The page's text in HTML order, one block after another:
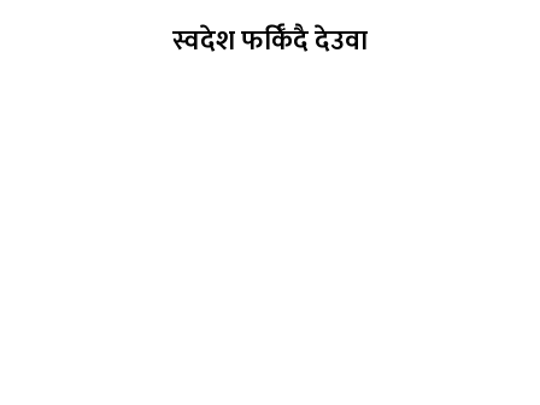
स्वदेश फर्किँदै देउवा